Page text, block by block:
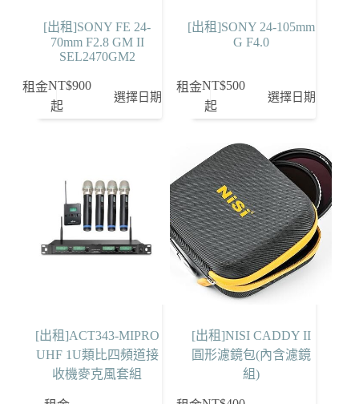
[出租]SONY FE 24-
70mm F2.8 GM II
SEL2470GM2
租金NT$900
起
選擇日期
[出租]SONY 24-105mm
G F4.0
租金NT$500
起
選擇日期
[出租]ACT343-MIPRO
UHF 1U類比四頻道接
收機麥克風套組
[出租]NISI CADDY II
圓形濾鏡包(內含濾鏡
組)